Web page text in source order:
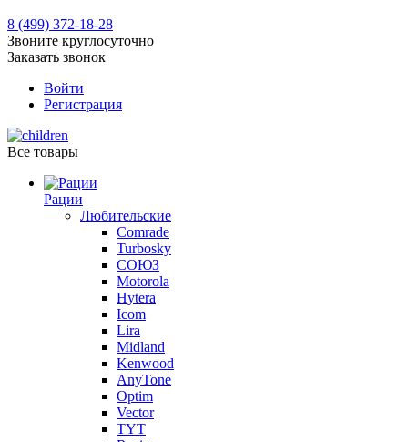
8 (499) 372-18-28
Звоните круглосуточно
Заказать звонок
Войти
Регистрация
Все товары
Рации
Любительские
Comrade
Turbosky
СОЮЗ
Motorola
Hytera
Icom
Lira
Midland
Kenwood
AnyTone
Optim
Vector
TYT